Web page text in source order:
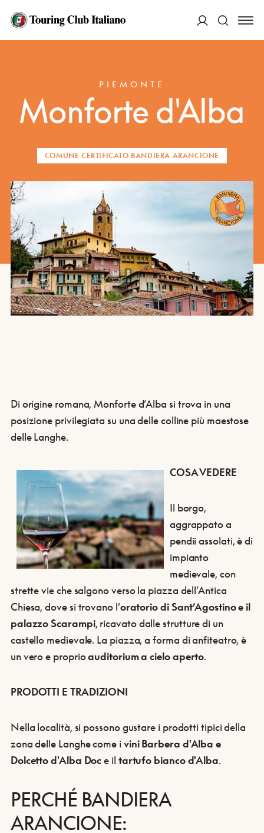
HOME
PIEMONTE
Monforte d'Alba
COMUNE CERTIFICATO BANDIERA ARANCIONE
Di origine romana, Monforte d’Alba si trova in una
posizione privilegiata su una delle colline più maestose
delle Langhe.
COSA VEDERE
Il borgo,
aggrappato a
pendii assolati, è di
impianto
medievale, con
strette vie che salgono verso la piazza dell’Antica
Chiesa, dove si trovano l’oratorio di Sant’Agostino e il
palazzo Scarampi, ricavato dalle strutture di un
castello medievale. La piazza, a forma di anfiteatro, è
un vero e proprioauditorium a cielo aperto.
PRODOTTI E TRADIZIONI
Nella località, si possono gustare i prodotti tipici della
zona delle Langhe come ivini Barbera d'Alba e
Dolcetto d'Alba Doc e il tartufo bianco d'Alba.
PERCHÉ BANDIERA
ARANCIONE: